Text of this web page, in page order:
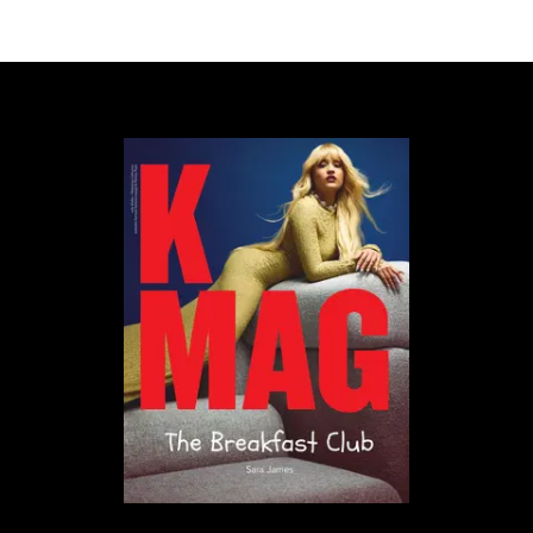
absurdalny sposób. Chciałem stworzyć
historię, która będzie metaforą problemów
współczesnych młodych ludzi – filmu, który
jednocześnie wzrusza i bawi”mówi Piotr
Domalewski.
Zobaczcie zdjęcia:
1/5